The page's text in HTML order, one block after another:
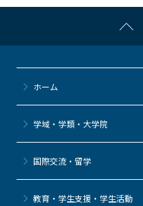
c
e
b
o
o
k
itt
er
c
k
et
e
n
a
ホーム
学域・学類・大学院
国際交流・留学
教育・学生支援・学生活動